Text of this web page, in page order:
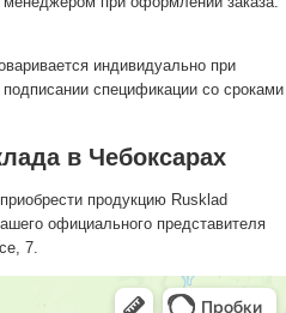
индивидуально при
спецификации со сроками
в Чебоксарах
продукцию Rusklad
официального представителя
7.